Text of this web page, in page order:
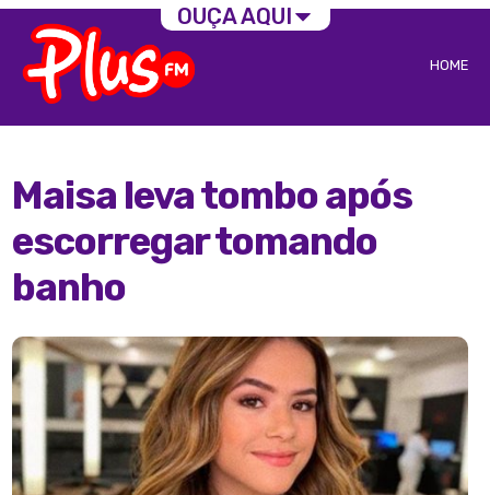
HOME
Maisa leva tombo após
escorregar tomando
banho
OUÇA AQUI